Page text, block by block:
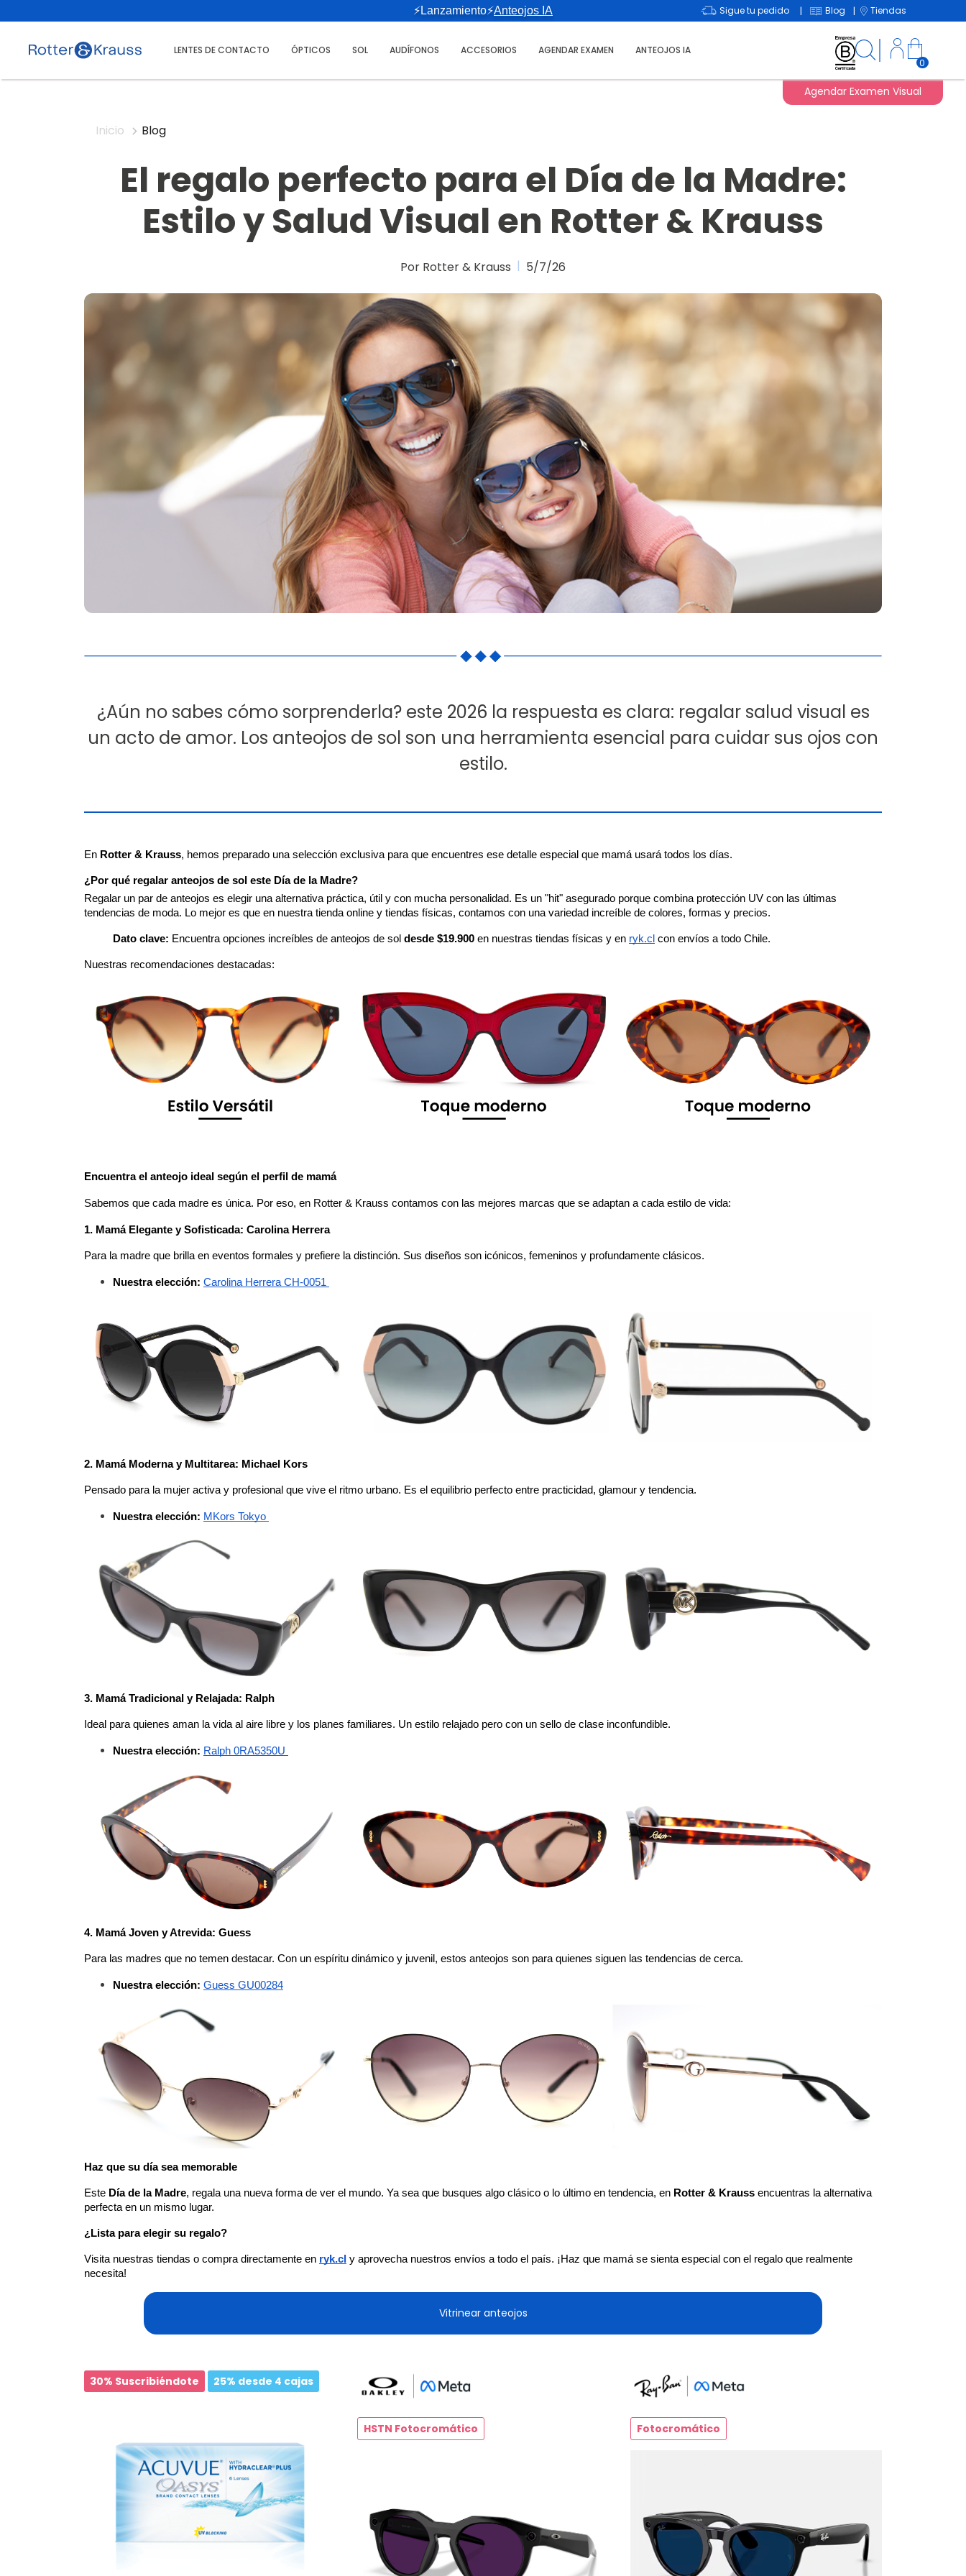
⚡Lanzamiento⚡Anteojos IA Sigue tu pedido | Blog | Tiendas
LENTES DE CONTACTO ÓPTICOS SOL AUDÍFONOS ACCESORIOS AGENDAR EXAMEN ANTEOJOS IA
0
Agendar Examen Visual
Inicio Blog
El regalo perfecto para el Día de la Madre:
Estilo y Salud Visual en Rotter & Krauss
Por Rotter & Krauss 5/7/26
¿Aún no sabes cómo sorprenderla? este 2026 la respuesta es clara: regalar salud visual es
un acto de amor. Los anteojos de sol son una herramienta esencial para cuidar sus ojos con
estilo.
En Rotter & Krauss, hemos preparado una selección exclusiva para que encuentres ese detalle especial que mamá usará todos los días.
¿Por qué regalar anteojos de sol este Día de la Madre?
Regalar un par de anteojos es elegir una alternativa práctica, útil y con mucha personalidad. Es un "hit" asegurado porque combina protección UV con las últimas
tendencias de moda. Lo mejor es que en nuestra tienda online y tiendas físicas, contamos con una variedad increíble de colores, formas y precios.
Dato clave: Encuentra opciones increíbles de anteojos de sol desde $19.900 en nuestras tiendas físicas y en ryk.cl con envíos a todo Chile.
Nuestras recomendaciones destacadas:
Encuentra el anteojo ideal según el perfil de mamá
Sabemos que cada madre es única. Por eso, en Rotter & Krauss contamos con las mejores marcas que se adaptan a cada estilo de vida:
1. Mamá Elegante y Sofisticada: Carolina Herrera
Para la madre que brilla en eventos formales y prefiere la distinción. Sus diseños son icónicos, femeninos y profundamente clásicos.
Nuestra elección: Carolina Herrera CH-0051
2. Mamá Moderna y Multitarea: Michael Kors
Pensado para la mujer activa y profesional que vive el ritmo urbano. Es el equilibrio perfecto entre practicidad, glamour y tendencia.
Nuestra elección: MKors Tokyo
3. Mamá Tradicional y Relajada: Ralph
Ideal para quienes aman la vida al aire libre y los planes familiares. Un estilo relajado pero con un sello de clase inconfundible.
Nuestra elección: Ralph 0RA5350U
4. Mamá Joven y Atrevida: Guess
Para las madres que no temen destacar. Con un espíritu dinámico y juvenil, estos anteojos son para quienes siguen las tendencias de cerca.
Nuestra elección: Guess GU00284
Haz que su día sea memorable
Este Día de la Madre, regala una nueva forma de ver el mundo. Ya sea que busques algo clásico o lo último en tendencia, en Rotter & Krauss encuentras la alternativa
perfecta en un mismo lugar.
¿Lista para elegir su regalo?
Visita nuestras tiendas o compra directamente en ryk.cl y aprovecha nuestros envíos a todo el país. ¡Haz que mamá se sienta especial con el regalo que realmente
necesita!
Vitrinear anteojos
30% Suscribiéndote 25% desde 4 cajas
HSTN Fotocromático Fotocromático